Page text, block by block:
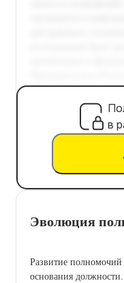
в
Эволюция
Развитие
основания должности.